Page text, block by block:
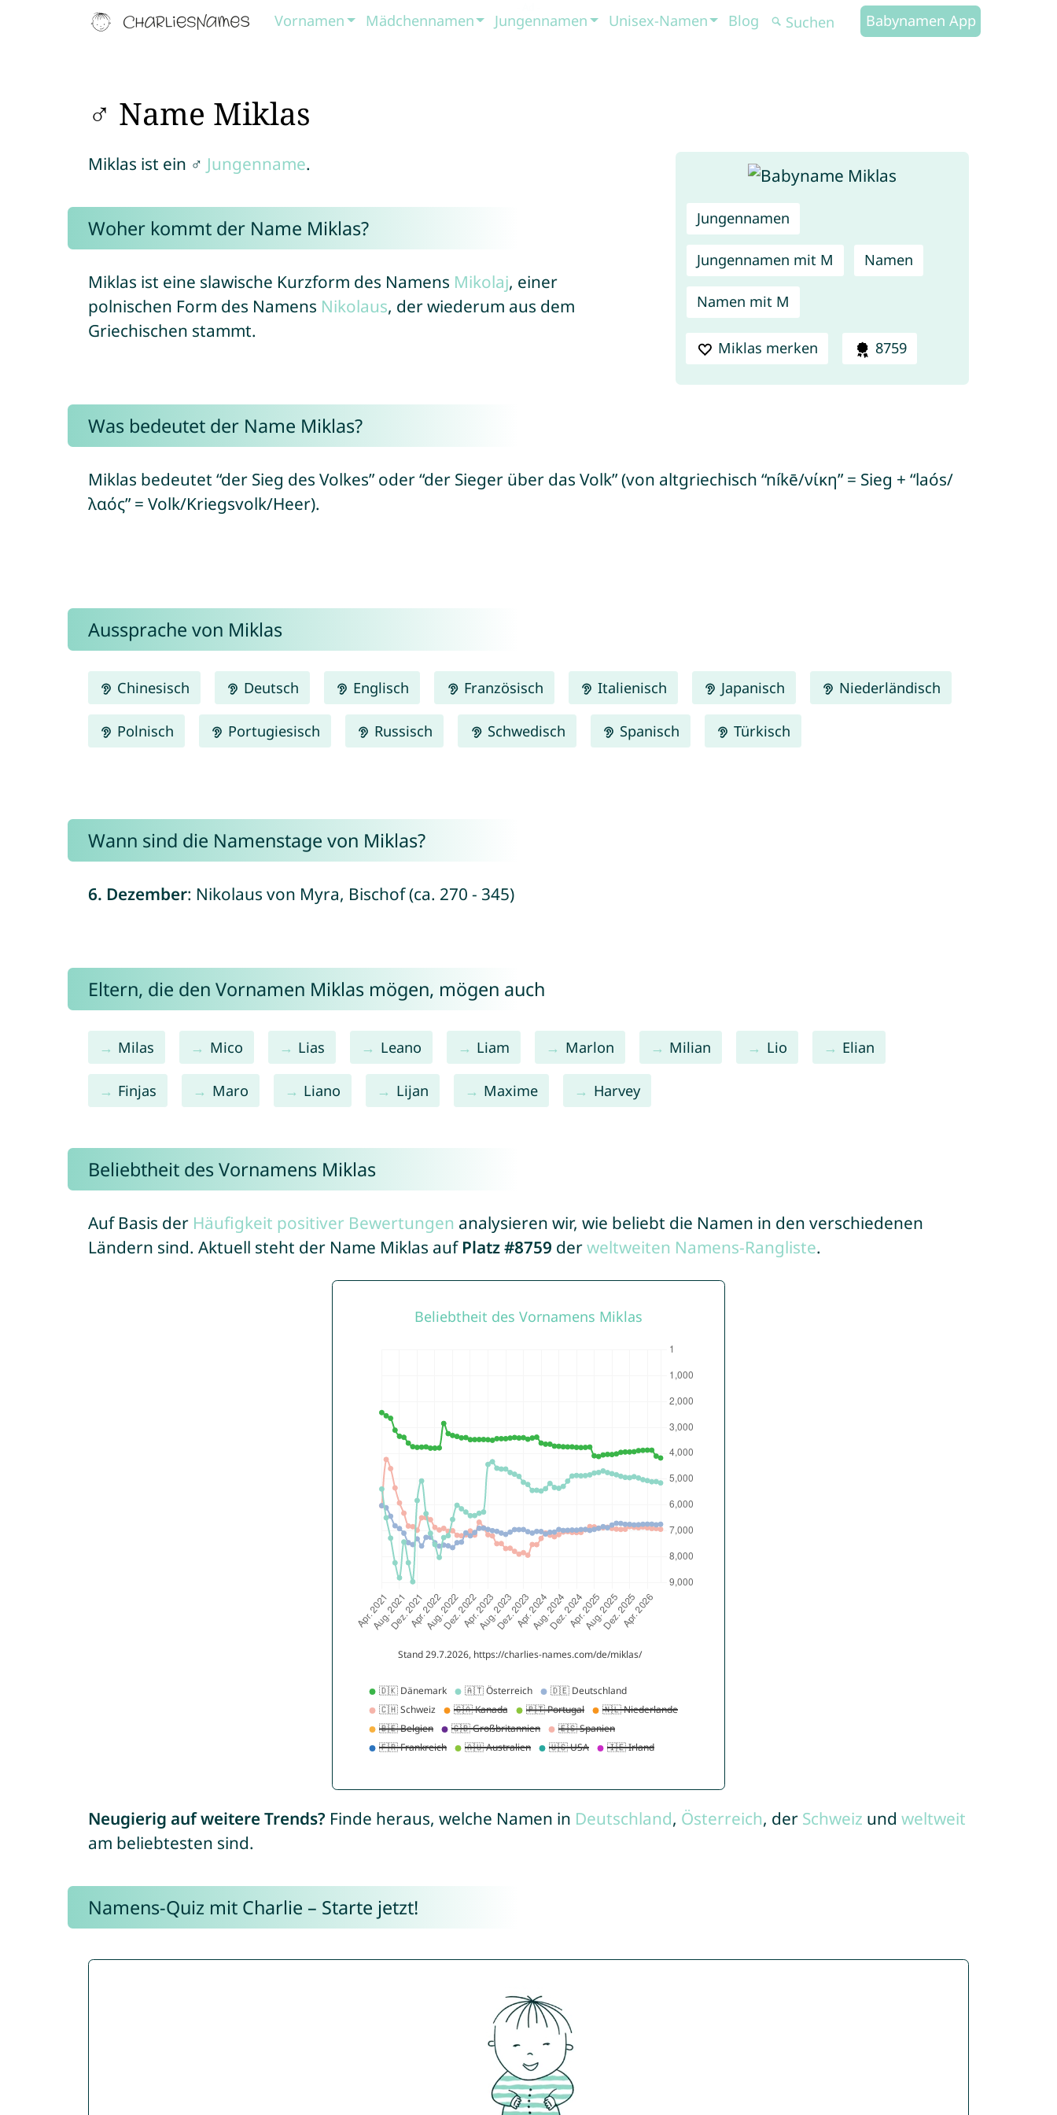
Vornamen Mädchennamen Jungennamen Unisex-Namen Blog Babynamen App
♂ Name Miklas
Jungennamen
Jungennamen mit M Namen
Namen mit M
Miklas merken 8759
Miklas ist ein ♂ Jungenname.
Woher kommt der Name Miklas?
Miklas ist eine slawische Kurzform des Namens Mikolaj, einer
polnischen Form des Namens Nikolaus, der wiederum aus dem
Griechischen stammt.
Was bedeutet der Name Miklas?
Miklas bedeutet “der Sieg des Volkes” oder “der Sieger über das Volk” (von altgriechisch “níkē/νίκη” = Sieg + “laós/
λαός” = Volk/Kriegsvolk/Heer).
Aussprache von Miklas
Chinesisch Deutsch Englisch Französisch Italienisch Japanisch Niederländisch
Polnisch Portugiesisch Russisch Schwedisch Spanisch Türkisch
Wann sind die Namenstage von Miklas?
6. Dezember: Nikolaus von Myra, Bischof (ca. 270 - 345)
Eltern, die den Vornamen Miklas mögen, mögen auch
Milas Mico Lias Leano Liam Marlon Milian Lio Elian
Finjas Maro Liano Lijan Maxime Harvey
Beliebtheit des Vornamens Miklas
Auf Basis der Häufigkeit positiver Bewertungen analysieren wir, wie beliebt die Namen in den verschiedenen
Ländern sind. Aktuell steht der Name Miklas auf Platz #8759 derweltweiten Namens-Rangliste.
Neugierig auf weitere Trends? Finde heraus, welche Namen in Deutschland, Österreich, der Schweiz und weltweit
am beliebtesten sind.
Namens-Quiz mit Charlie – Starte jetzt!